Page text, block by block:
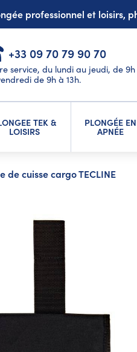
professionnel et loisirs,
+33 09 70 79 90 70
service, du lundi au jeudi, de
de 9h à 13h.
TEK &
LOISIRS
PLONGÉE EN
APNÉE
de cuisse cargo TECLINE